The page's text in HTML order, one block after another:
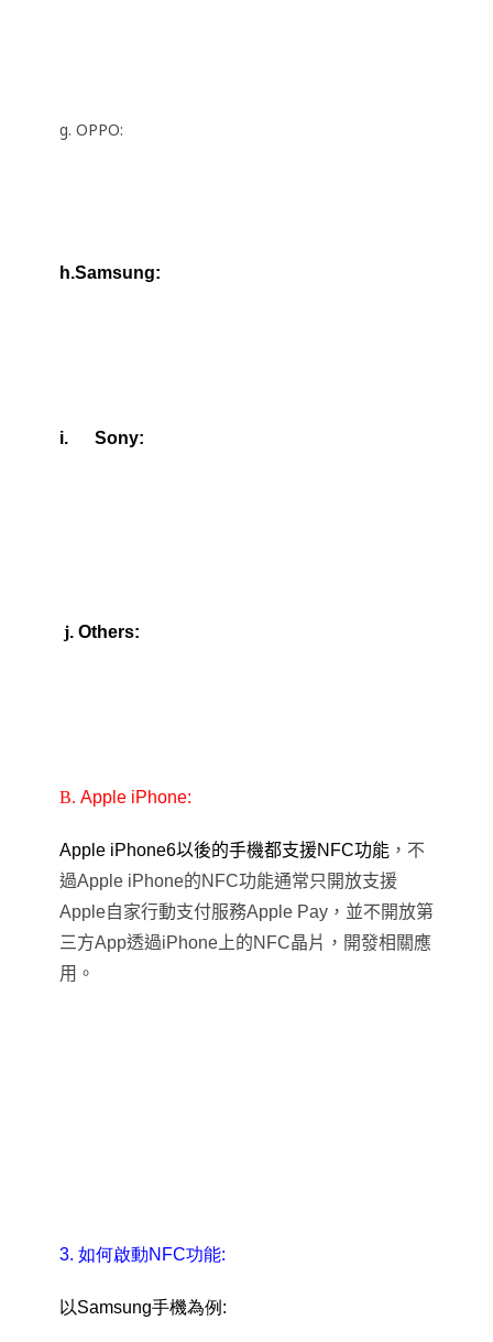
g. OPPO:
h.Samsung:
i. Sony:
j. Others:
B. Apple iPhone:
Apple iPhone6以後的手機都支援NFC功能 ，不
過Apple iPhone的NFC功能通常只開放支援
Apple自家行動支付服務Apple Pay，並不開放第
三方App透過iPhone上的NFC晶片，開發相關應
用。
3. 如何啟動NFC功能:
以Samsung手機為例: